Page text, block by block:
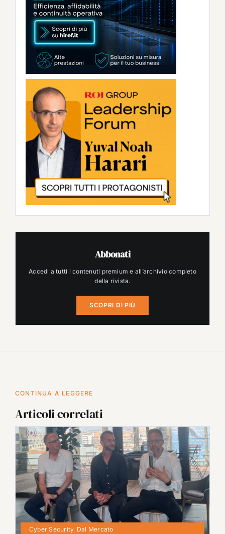
Abbonati
Accedi a tutti i contenuti premium e all’archivio completo
della rivista.
SCOPRI DI PIÙ
CONTINUA A LEGGERE
Articoli correlati
Cyber Security, Dal Mercato